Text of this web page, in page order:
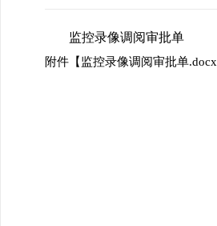
监控录像调阅审批单
附件【 监控录像调阅审批单.docx